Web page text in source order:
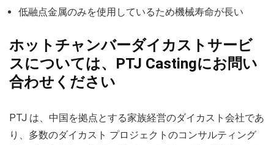
低融点金属のみを使用しているため機械寿命が長い
ホットチャンバーダイカストサービ
スについては、PTJ Castingにお問い
合わせください
PTJ は、中国を拠点とする家族経営のダイカスト会社であ
り、多数のダイカスト プロジェクトのコンサルティング